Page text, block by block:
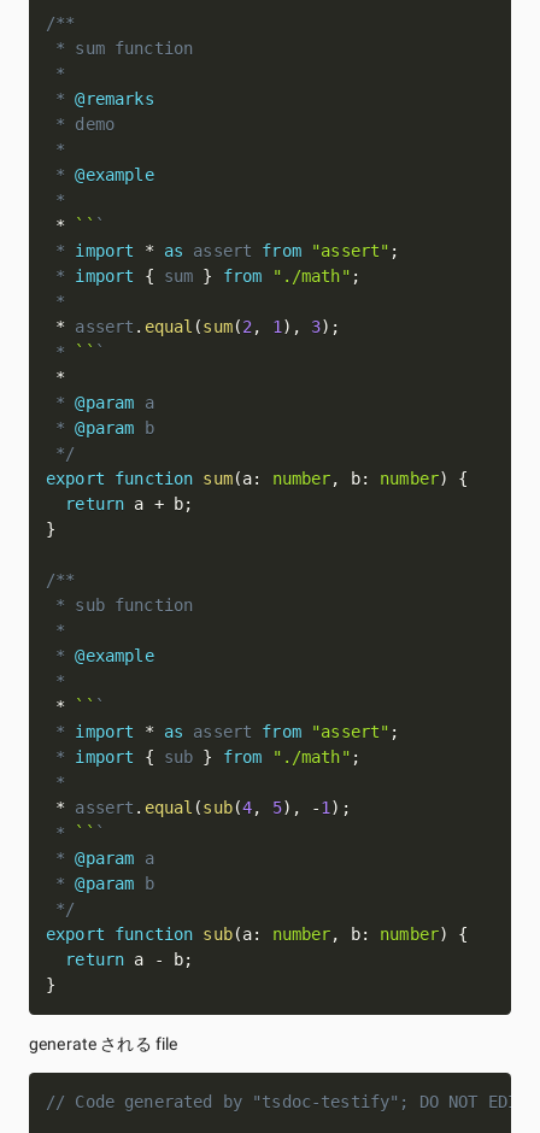
/**
* sum function
*
* @remarks
* demo
*
* @example
*
*
`` `
* import * as assert from "assert" ;
* import { sum } from "./math" ;
*
* assert . equal (sum(2 , 1 ) , 3) ;
*
`` `
*
* @param
a
* @param
b
*/
export
function sum(a: number, b: number)
{
return a + b;
}
/**
* sub function
*
* @example
*
*
`` `
* import * as assert from "assert" ;
* import { sub } from "./math" ;
*
* assert . equal (sub(4, 5) , -1 ) ;
*
`` `
* @param
a
* @param
b
*/
export
function sub(a: number, b: number)
{
return a - b;
}
generate される file
// Code generated by "tsdoc-testify"; DO NOT EDIT.